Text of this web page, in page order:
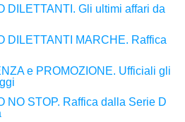
DILETTANTI. Gli ultimi affari da
DILETTANTI MARCHE. Raffica
e PROMOZIONE. Ufficiali gli
NO STOP. Raffica dalla Serie D